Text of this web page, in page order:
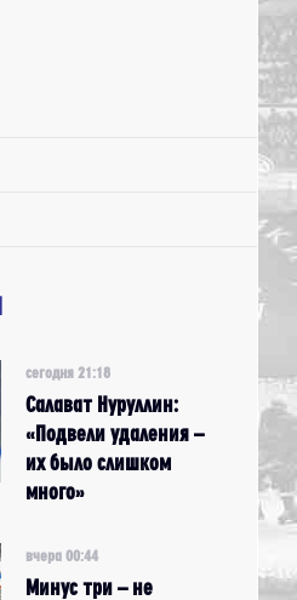
сегодня 21:18
Салават Нуруллин:
«Подвели удаления –
их было слишком
много»
вчера 00:44
Минус три – не